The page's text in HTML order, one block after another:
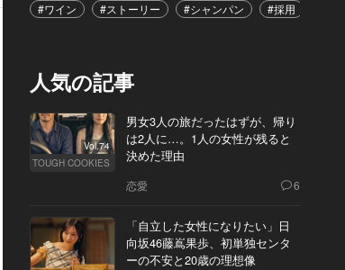
#ワイン
#ストーリー #シャンパン #採用
人気の記事
Vol.74
TOUGH COOKIES
男女3人の旅だったはずが、帰り
は2人に…。1人の女性が残ると
決めた理由
恋愛 6
「自立した女性になりたい」日
向坂46藤嶌果歩、初単独センタ
ーの不安と20歳の理想像